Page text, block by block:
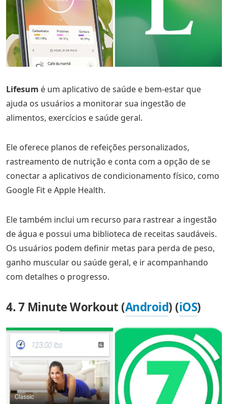
Lifesum é um aplicativo de saúde e bem-estar que
ajuda os usuários a monitorar sua ingestão de
alimentos, exercícios e saúde geral.
Ele oferece planos de refeições personalizados,
rastreamento de nutrição e conta com a opção de se
conectar a aplicativos de condicionamento físico, como
Google Fit e Apple Health.
Ele também inclui um recurso para rastrear a ingestão
de água e possui uma biblioteca de receitas saudáveis.
Os usuários podem definir metas para perda de peso,
ganho muscular ou saúde geral, e ir acompanhando
com detalhes o progresso.
4. 7 Minute Workout (Android) (iOS)